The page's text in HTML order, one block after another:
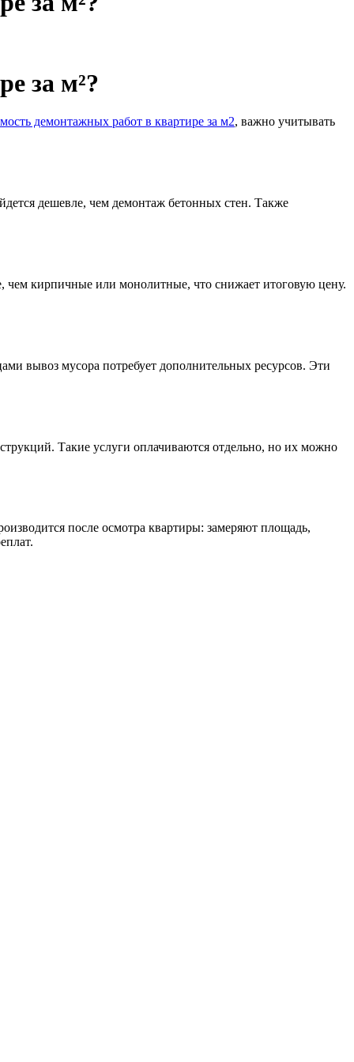
за м²?
демонтажных работ в квартире за м2, важно учитывать
дешевле, чем демонтаж бетонных стен. Также
чем кирпичные или монолитные, что снижает итоговую цену.
вывоз мусора потребует дополнительных ресурсов. Эти
Такие услуги оплачиваются отдельно, но их можно
после осмотра квартиры: замеряют площадь,